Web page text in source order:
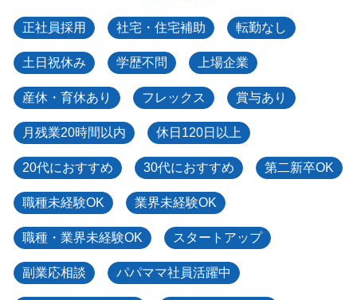
正社員採用 社宅・住宅補助 転勤なし
土日祝休み 学歴不問 上場企業
産休・育休あり フレックス 賞与あり
月残業20時間以内 休日120日以上
20代におすすめ 30代におすすめ 第二新卒OK
職種未経験OK 業界未経験OK
職種・業界未経験OK スタートアップ
副業応相談 パパママ社員活躍中